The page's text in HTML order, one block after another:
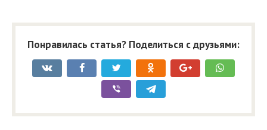
Понравилась статья? Поделиться с друзьями: